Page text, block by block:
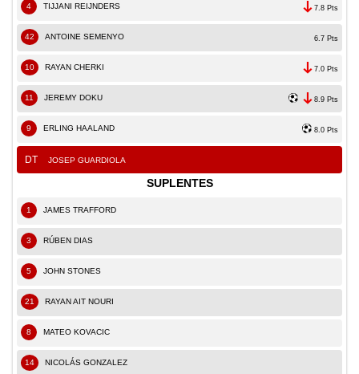
4 TIJJANI REIJNDERS 7.8 Pts
42 ANTOINE SEMENYO 6.7 Pts
10 RAYAN CHERKI 7.0 Pts
11 JEREMY DOKU 8.9 Pts
9 ERLING HAALAND 8.0 Pts
DT JOSEP GUARDIOLA
SUPLENTES
1 JAMES TRAFFORD
3 RÚBEN DIAS
5 JOHN STONES
21 RAYAN AIT NOURI
8 MATEO KOVACIC
14 NICOLÁS GONZALEZ